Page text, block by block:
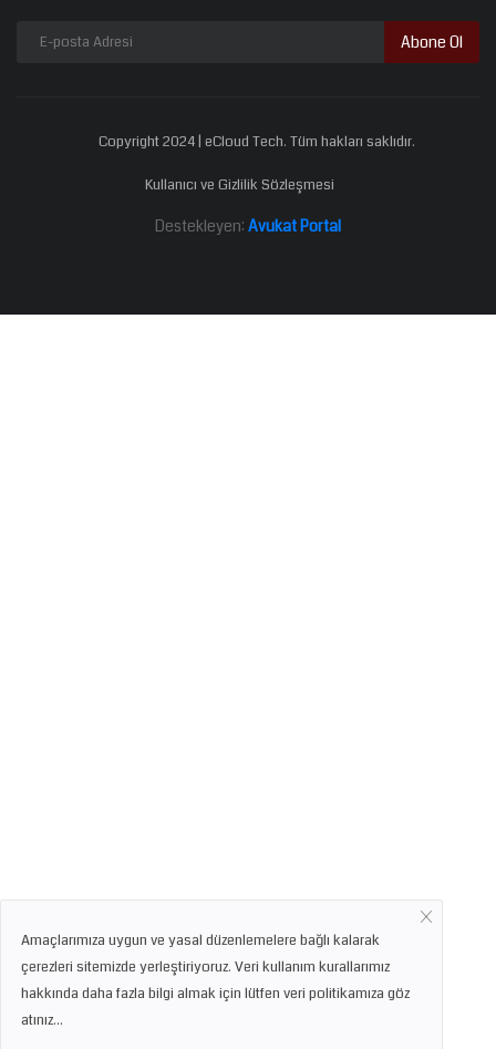
Abone Ol
Copyright 2024 | eCloud Tech. Tüm hakları saklıdır.
Kullanıcı ve Gizlilik Sözleşmesi
Destekleyen: Avukat Portal
Amaçlarımıza uygun ve yasal düzenlemelere bağlı kalarak
çerezleri sitemizde yerleştiriyoruz. Veri kullanım kurallarımız
hakkında daha fazla bilgi almak için lütfen veri politikamıza göz
atınız...